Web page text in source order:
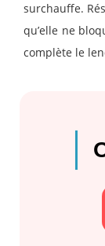
surchauffe.
qu’elle ne
complète le